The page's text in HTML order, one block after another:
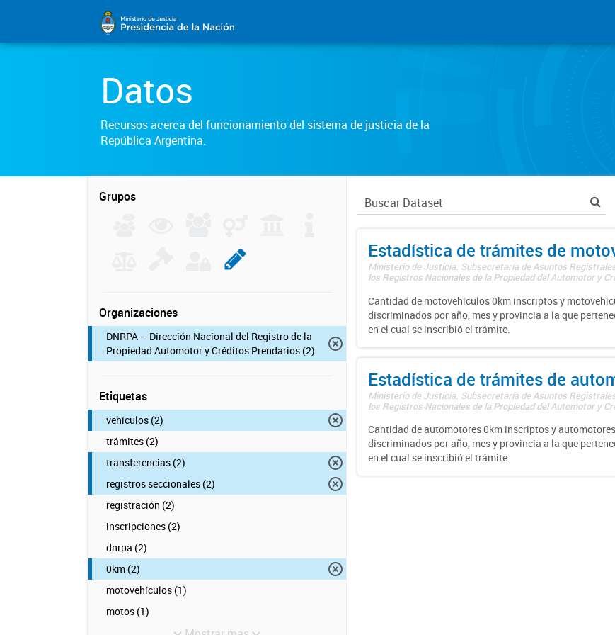
Datos
Recursos acerca del funcionamiento del sistema de justicia de la
República Argentina.
Grupos
Organizaciones
DNRPA – Dirección Nacional del Registro de la
Propiedad Automotor y Créditos Prendarios (2)
Etiquetas
vehículos (2)
trámites (2)
transferencias (2)
registros seccionales (2)
registración (2)
inscripciones (2)
dnrpa (2)
0km (2)
motovehículos (1)
motos (1)
Estadística de trámites de
Ministerio de Justicia. Subsecretaría de Asuntos
los Registros Nacionales de la Propiedad del Automotor y
Cantidad de motovehículos 0km inscriptos y
discriminados por año, mes y provincia a la que
en el cual se inscribió el trámite.
Estadística de trámites de
Ministerio de Justicia. Subsecretaría de Asuntos
los Registros Nacionales de la Propiedad del Automotor y
Cantidad de automotores 0km inscriptos y
discriminados por año, mes y provincia a la que
en el cual se inscribió el trámite.